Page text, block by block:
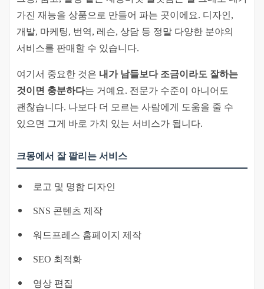
가진 재능을 상품으로 만들어 파는 곳이에요. 디자인,
개발, 마케팅, 번역, 레슨, 상담 등 정말 다양한 분야의
서비스를 판매할 수 있습니다.
여기서 중요한 것은 내가 남들보다 조금이라도 잘하는
것이면 충분하다는 거예요. 전문가 수준이 아니어도
괜찮습니다. 나보다 더 모르는 사람에게 도움을 줄 수
있으면 그게 바로 가치 있는 서비스가 됩니다.
크몽에서 잘 팔리는 서비스
로고 및 명함 디자인
SNS 콘텐츠 제작
워드프레스 홈페이지 제작
SEO 최적화
영상 편집